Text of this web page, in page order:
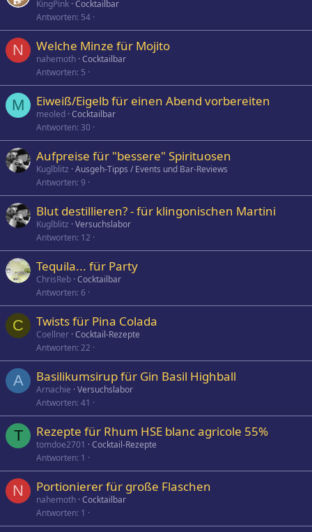
KingPink Cocktailbar
Antworten 54
N Welche Minze für Mojito
nahemoth Cocktailbar
Antworten 5
M Eiweiß/Eigelb für einen Abend vorbereiten
meoled Cocktailbar
Antworten 30
Aufpreise für "bessere" Spirituosen
Kuglblitz Ausgeh-Tipps / Events und Bar-Reviews
Antworten 9
Blut destillieren? - für klingonischen Martini
Kuglblitz Versuchslabor
Antworten 12
Tequila... für Party
ChrisReb Cocktailbar
Antworten 6
C Twists für Pina Colada
Coellner Cocktail-Rezepte
Antworten 22
A Basilikumsirup für Gin Basil Highball
Arnachie Versuchslabor
Antworten 41
T Rezepte für Rhum HSE blanc agricole 55%
tomdoe2701
Cocktail-Rezepte
Antworten 1
N Portionierer für große Flaschen
nahemoth Cocktailbar
Antworten 1